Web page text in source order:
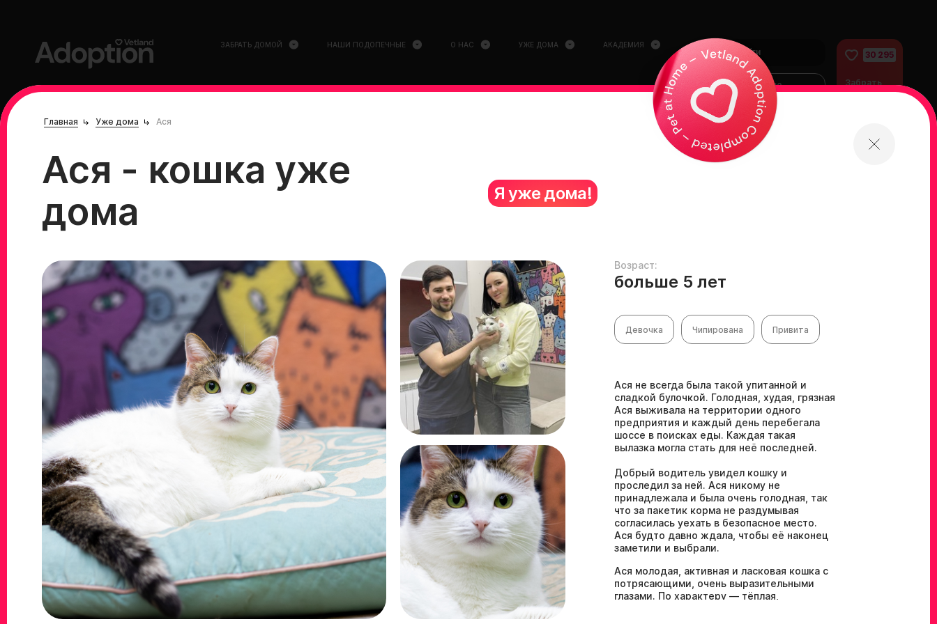
ЗАБРАТЬ ДОМОЙ НАШИ ПОДОПЕЧНЫЕ О НАС УЖЕ ДОМА АКАДЕМИЯ
Войти
Финансово
помочь
питомцам
30 295
Забрать
питомца
Главная
Уже дома Ася
Ася - кошка уже
дома
Я уже дома!
Возраст:
больше 5 лет
Девочка Чипирована Привита
Ася не всегда была такой упитанной и
сладкой булочкой. Голодная, худая, грязная
Ася выживала на территории одного
предприятия и каждый день перебегала
шоссе в поисках еды. Каждая такая
вылазка могла стать для неё последней.
Добрый водитель увидел кошку и
проследил за ней. Ася никому не
принадлежала и была очень голодная, так
что за пакетик корма не раздумывая
согласилась уехать в безопасное место.
Ася будто давно ждала, чтобы её наконец
заметили и выбрали.
Ася молодая, активная и ласковая кошка с
потрясающими, очень выразительными
глазами. По характеру — тёплая,